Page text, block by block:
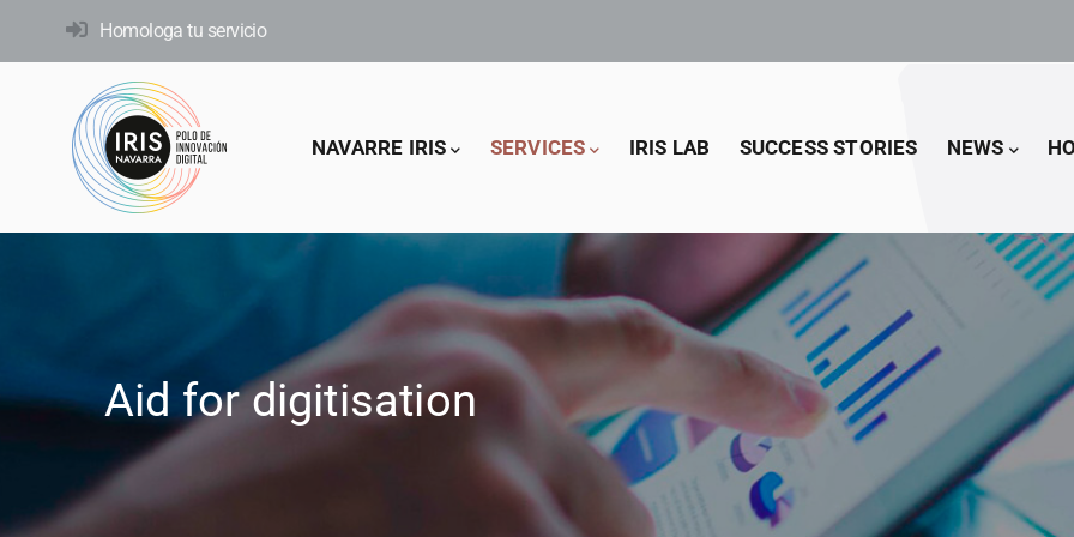
Homologa tu servicio
Main
NAVARRE IRIS SERVICES IRIS LAB SUCCESS STORIES NEWS
Aid for digitisation